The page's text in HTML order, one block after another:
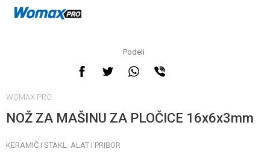
Podeli
WOMAX PRO
NOŽ ZA MAŠINU ZA PLOČICE 16x6x3mm
KERAMIČ I STAKL. ALAT I PRIBOR